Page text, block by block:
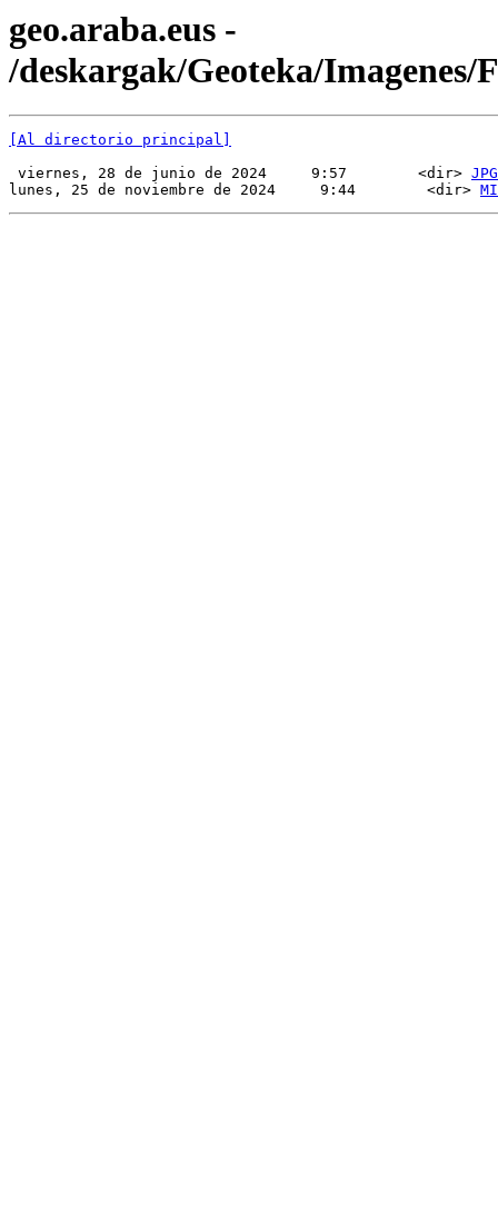
geo.araba.eus -
/deskargak/Geoteka/Imagenes/
[Al directorio principal]
viernes, 28 de junio de 2024     9:57        <dir> JPG
lunes, 25 de noviembre de 2024     9:44        <dir>